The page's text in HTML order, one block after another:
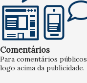
Comentários
Para comentários
logo acima da publicidade.